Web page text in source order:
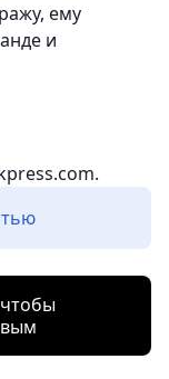
ему
и